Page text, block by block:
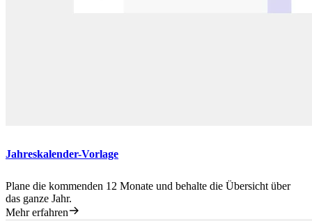
Jahreskalender-Vorlage
Plane die kommenden 12 Monate und behalte die Übersicht über
das ganze Jahr.
Mehr erfahren